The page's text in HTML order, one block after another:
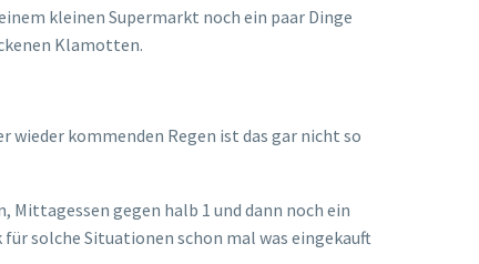
alles geschlossen. Wir ließen uns somit mal
geschlossen, aber nicht alle. Die typischen
auf das Wasser.
des „Confed-CupFinale“ und freuten uns mit
😀